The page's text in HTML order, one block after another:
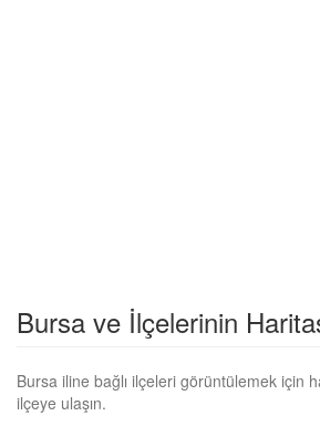
Bursa ve İlçelerinin
Bursa iline bağlı ilçeleri görüntülemek için
ilçeye ulaşın.